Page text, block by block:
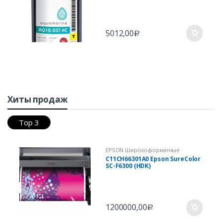
5012,00Р
Хиты продаж
Top 3
EPSON Широкоформатные
принтеры и плоттеры
Коммерческое оборудование для
печати
C11СH66301А0 Epson SureСоlоr
SC-F6300 (HDK)
1200000,00Р